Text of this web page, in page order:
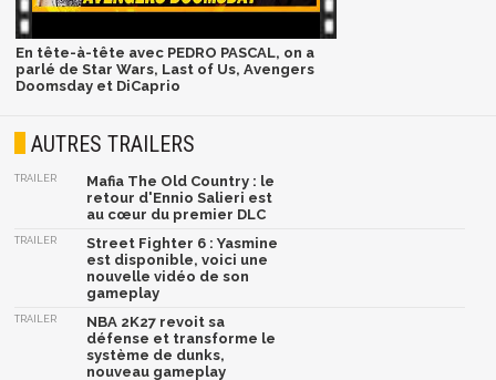
En tête-à-tête avec PEDRO PASCAL, on a
parlé de Star Wars, Last of Us, Avengers
Doomsday et DiCaprio
AUTRES TRAILERS
TRAILER
Mafia The Old Country : le
retour d'Ennio Salieri est
au cœur du premier DLC
TRAILER
Street Fighter 6 : Yasmine
est disponible, voici une
nouvelle vidéo de son
gameplay
TRAILER
NBA 2K27 revoit sa
défense et transforme le
système de dunks,
nouveau gameplay